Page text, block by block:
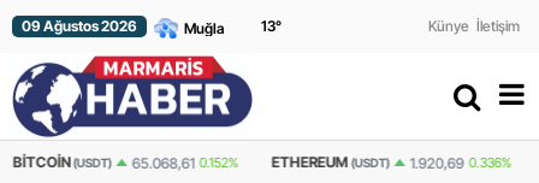
09 Ağustos 2026 13° Künye İletişim
BITCOIN(USDT) 65.068,61 0.152% ETHEREUM (USDT) 1.920,69 0.336%